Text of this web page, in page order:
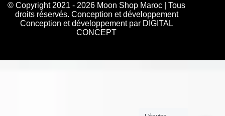
© Copyright 2021 - 2026 Moon Shop Maroc | Tous
droits réservés. Conception et développement
Conception et développement par DIGITAL
CONCEPT